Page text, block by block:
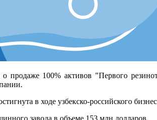
100% активов "Первого
в ходе узбекско-российского